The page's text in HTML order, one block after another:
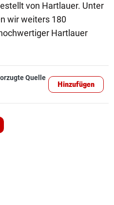
von Hartlauer. Unter
wir weiters 180
Hartlauer
Quelle
Hinzufügen